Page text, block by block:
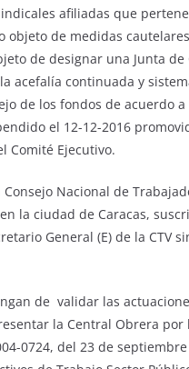
afiliadas que
objeto de medidas
de designar una Junta de
acefalía continuada y
de los fondos de acuerdo
el 12-12-2016
Comité Ejecutivo.
Nacional de
la ciudad de Caracas,
General (E) de la CTV
de validar las
la Central Obrera por
0724, del 23 de